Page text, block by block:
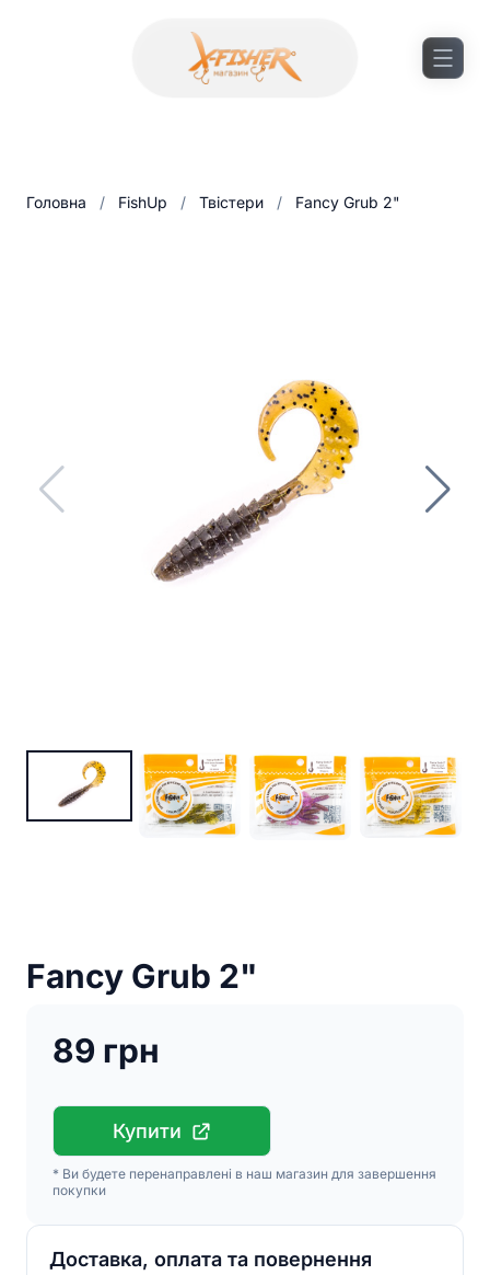
Головна / FishUp / Твістери / Fancy Grub 2"
Fancy Grub 2"
89 грн
Купити
* Ви будете перенаправлені в наш магазин для завершення
покупки
Доставка, оплата та повернення